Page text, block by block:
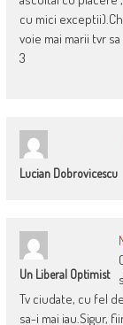
cu mici
voie mai marii tvr
3
Lucian Dobrovicescu
Un Liberal Optimist
Tv ciudate, cu fel
sa-i mai iau.Sigur,